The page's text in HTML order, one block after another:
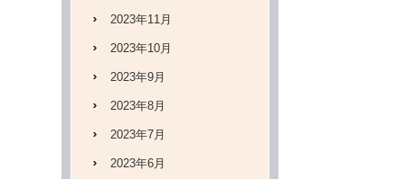
2023年11月
2023年10月
2023年9月
2023年8月
2023年7月
2023年6月